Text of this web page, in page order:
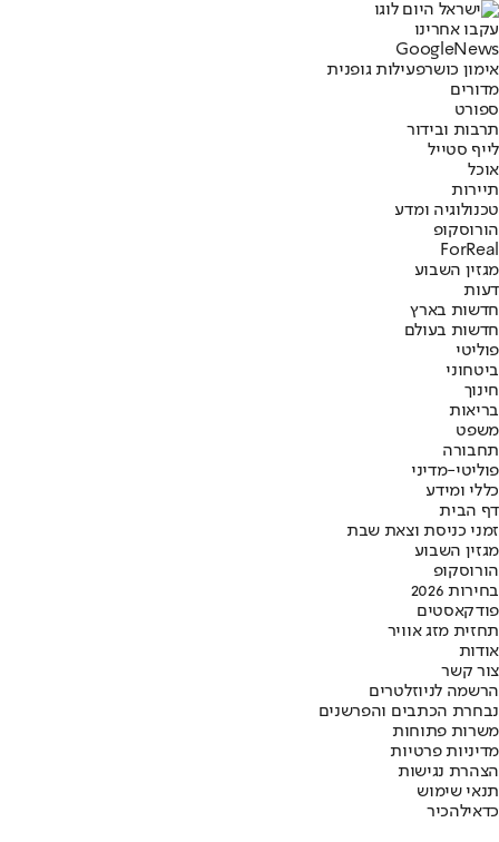
עקבו אחרינו
Googl eNews
אימון כושרפעילות גופנית
מדורים
ספורט
תרבות ובידור
לייף סטייל
אוכל
תיירות
טכנולוגיה ומדע
הורוסקופ
ForReal
מגזין השבוע
דעות
חדשות בארץ
חדשות בעולם
פוליטי
ביטחוני
חינוך
בריאות
משפט
תחבורה
פוליטי-מדיני
כללי ומידע
דף הבית
זמני כניסת וצאת שבת
מגזין השבוע
הורוסקופ
בחירות 2026
פודקאסטים
תחזית מזג אוויר
אודות
צור קשר
הרשמה לניוזלטרים
נבחרת הכתבים והפרשנים
משרות פתוחות
מדיניות פרטיות
הצהרת נגישות
תנאי שימוש
כדאילהכיר